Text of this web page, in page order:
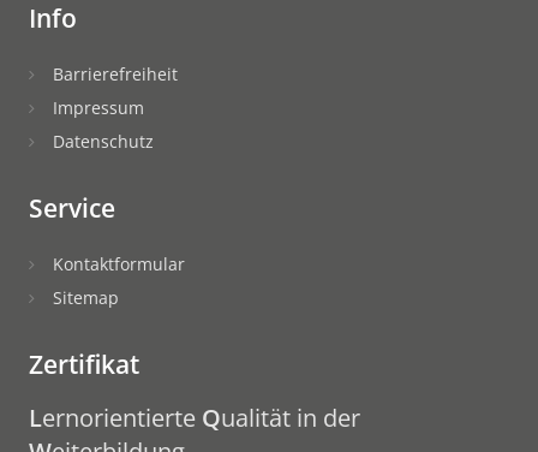
Info
Barrierefreiheit
Impressum
Datenschutz
Service
Kontaktformular
Sitemap
Zertifikat
Lernorientierte Qualität in der